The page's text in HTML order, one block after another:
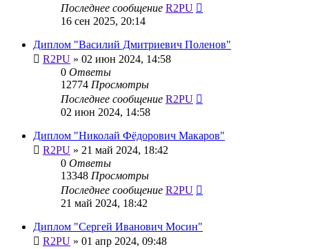
Последнее сообщение R2PU
16 сен 2025, 20:14
Диплом "Василий Дмитриевич Поленов"
R2PU » 02 июн 2024, 14:58
0 Ответы
12774 Просмотры
Последнее сообщение R2PU
02 июн 2024, 14:58
Диплом "Николай Фёдорович Макаров"
R2PU » 21 май 2024, 18:42
0 Ответы
13348 Просмотры
Последнее сообщение R2PU
21 май 2024, 18:42
Диплом "Сергей Иванович Мосин"
R2PU » 01 апр 2024, 09:48